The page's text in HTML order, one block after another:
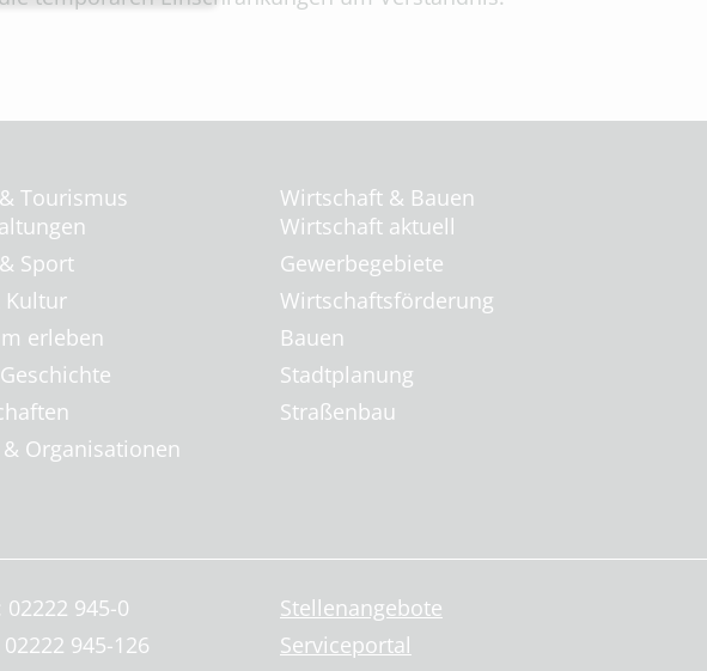
Tourismus
Sport
Kultur
erleben
Organisationen
Wirtschaft & Bauen
Wirtschaft aktuell
Gewerbegebiete
Wirtschaftsförderung
Bauen
Stadtplanung
Straßenbau
945-0
945-126
Stellenangebote
Serviceportal